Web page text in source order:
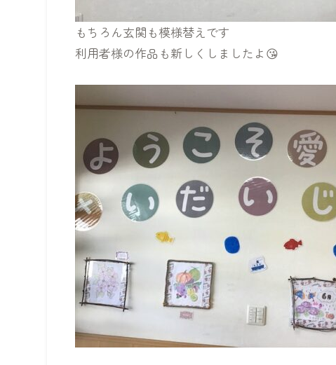
もちろん玄関も模様替えです
利用者様の作品も新しくしましたよ😘